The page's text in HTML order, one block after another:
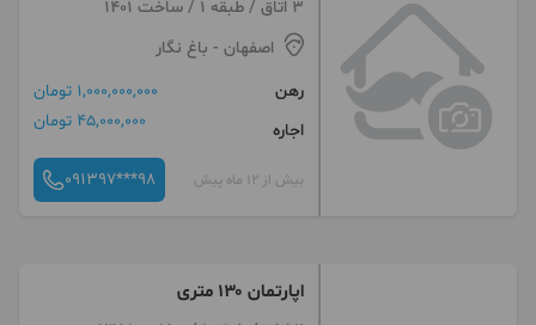
3 اتاق / طبقه 1 / ساخت 1401
اصفهان - باغ نگار
رهن
1,000,000,000 تومان
اجاره
45,000,000 تومان
بیش از 12 ماه پیش 091397***98
اپارتمان ۱۳۰ متری